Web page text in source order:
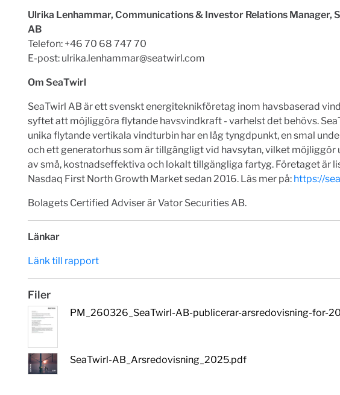
Ulrika Lenhammar, Communications & Investor Relations Manager,
AB
Telefon: +46 70 68 747 70
E-post: ulrika.lenhammar@seatwirl.com
Om SeaTwirl
SeaTwirl AB är ett svenskt energiteknikföretag inom havsbaserad
syftet att möjliggöra flytande havsvindkraft - varhelst det behövs.
unika flytande vertikala vindturbin har en låg tyngdpunkt, en smal
och ett generatorhus som är tillgängligt vid havsytan, vilket möjliggör
av små, kostnadseffektiva och lokalt tillgängliga fartyg. Företaget är
Nasdaq First North Growth Market sedan 2016. Läs mer på: https://
Bolagets Certified Adviser är Vator Securities AB.
Länkar
Länk till rapport
Filer
PM_260326_SeaTwirl-AB-publicerar-arsredovisning-for-
SeaTwirl-AB_Arsredovisning_2025.pdf